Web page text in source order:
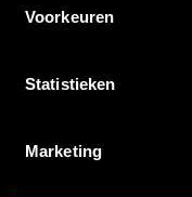
Voorkeuren
Statistieken
Marketing